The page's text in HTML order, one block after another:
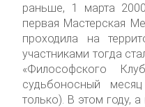
раньше, 1 марта
первая Мастерская
проходила на
участниками тогда
«Философского
судьбоносный
только). В этом году,